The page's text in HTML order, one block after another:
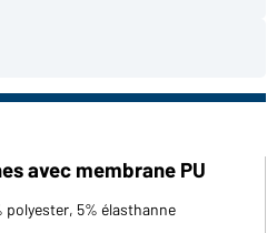
avec membrane PU
polyester, 5% élasthanne